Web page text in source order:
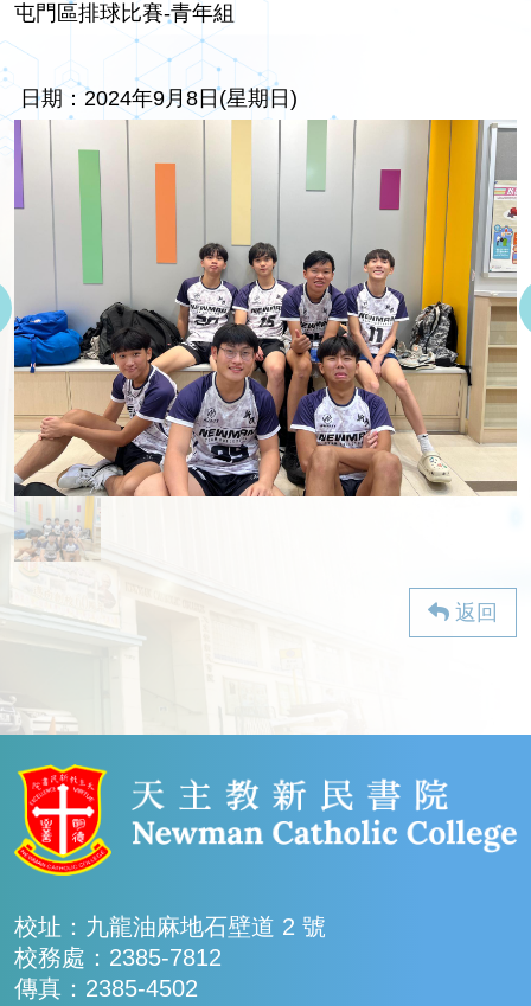
屯門區排球比賽-青年組
日期：2024年9月8日(星期日)
返回
校址：九龍油麻地石壁道 2 號
校務處：2385-7812
傳真：2385-4502